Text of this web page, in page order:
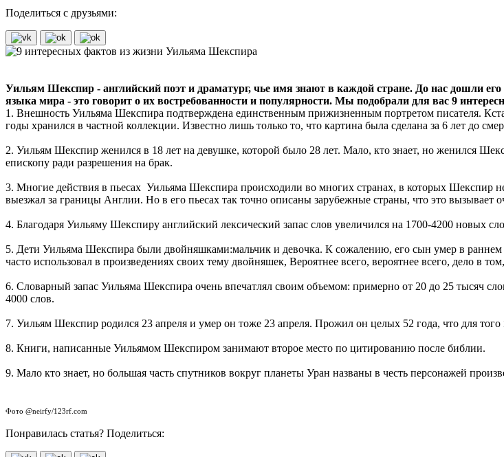
Поделиться с друзьями:
Уильям Шекспир - английский поэт и драматург, чье имя знают в каждой стране. До нас дошли
языка мира - это говорит о их востребованности и популярности. Мы подобрали для вас 9
1. Внешность Уильяма Шекспира подтверждена единственным прижизненным портретом писателя.
годы хранился в частной коллекции. Известно лишь только то, что картина была сделана за 6 лет до
2. Уильям Шекспир женился в 18 лет на девушке, которой было 28 лет. Мало, кто знает, но женился
епископу ради разрешения на брак.
3. Многие действия в пьесах Уильяма Шекспира происходили во многих странах, в которых
выезжал за границы Англии. Но в его пьесах так точно описаны зарубежные страны, что это вызывает
4. Благодаря Уильяму Шекспиру английский лексический запас слов увеличился на 1700-4200 новых
5. Дети Уильяма Шекспира были двойняшками:мальчик и девочка. К сожалению, его сын умер в
часто использовал в произведениях своих тему двойняшек, Вероятнее всего, вероятнее всего, дело в
6. Словарный запас Уильяма Шекспира очень впечатлял своим объемом: примерно от 20 до 25 тысяч
4000 слов.
7. Уильям Шекспир родился 23 апреля и умер он тоже 23 апреля. Прожил он целых 52 года, что для
8. Книги, написанные Уильямом Шекспиром занимают второе место по цитированию после библии.
9. Мало кто знает, но большая часть спутников вокруг планеты Уран названы в честь персонажей
Фото @neirfy/123rf.com
Понравилась статья? Поделиться: